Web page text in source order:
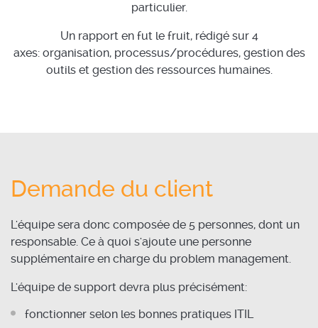
particulier.
Un rapport en fut le fruit, rédigé sur 4
axes: organisation, processus/procédures, gestion des
outils et gestion des ressources humaines.
Demande du client
L'équipe sera donc composée de 5 personnes, dont un
responsable. Ce à quoi s'ajoute une personne
supplémentaire en charge du problem management.
L'équipe de support devra plus précisément:
fonctionner selon les bonnes pratiques ITIL